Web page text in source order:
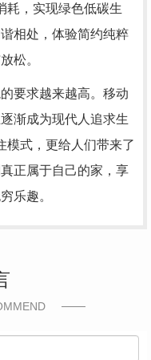
耗，实现绿色低碳生
相处，体验简约纯粹
松。
要求越来越高。移动
渐成为现代人追求生
模式，更给人们带来了
正属于自己的家，享
乐趣。